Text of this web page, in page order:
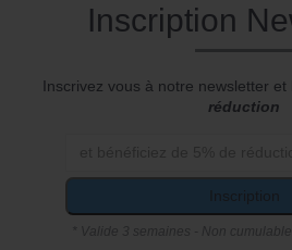
Inscription
Inscrivez vous à notre newsletter et
réduction
Inscription